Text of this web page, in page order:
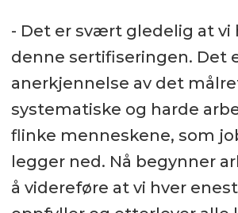
- Det er svært gledelig at vi
denne sertifiseringen. Det
anerkjennelse av det
systematiske og harde
flinke menneskene, som
legger ned. Nå begynner
å videreføre at vi hver